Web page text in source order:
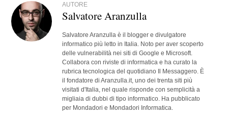
AUTORE
Salvatore Aranzulla
Salvatore Aranzulla è il blogger e divulgatore
informatico più letto in Italia. Noto per aver scoperto
delle vulnerabilità nei siti di Google e Microsoft.
Collabora con riviste di informatica e ha curato la
rubrica tecnologica del quotidiano Il Messaggero. È
il fondatore di Aranzulla.it, uno dei trenta siti più
visitati d'Italia, nel quale risponde con semplicità a
migliaia di dubbi di tipo informatico. Ha pubblicato
per Mondadori e Mondadori Informatica.